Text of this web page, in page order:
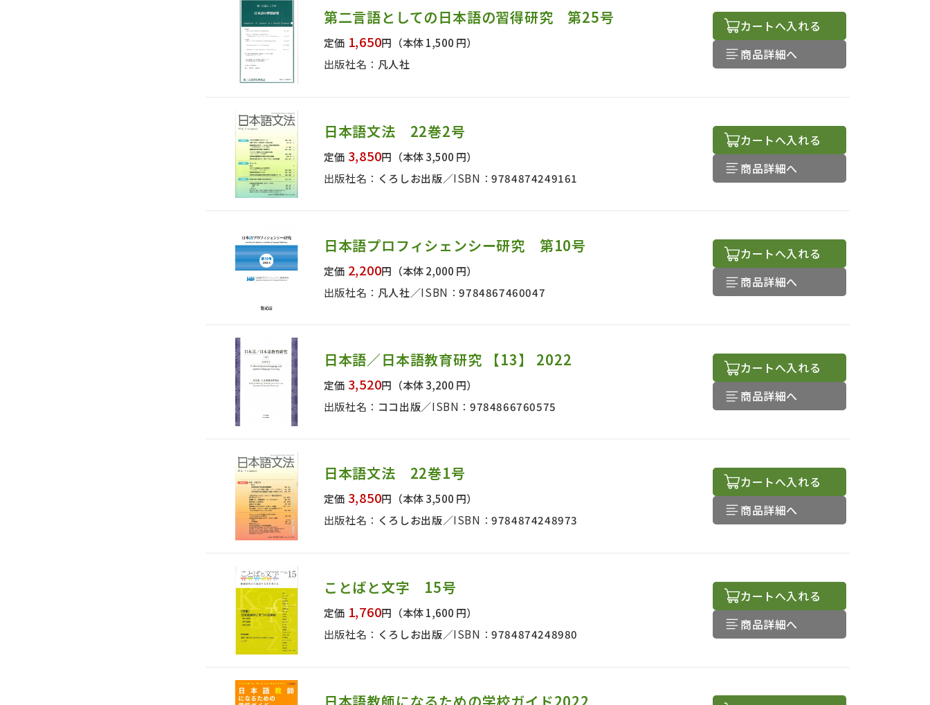
第二言語としての日本語の習得研究 第25号
定価 1,650円 （本体 1,500 円）
出版社名： 凡人社
カートへ入れる
商品詳細へ
日本語文法 22巻2号
定価 3,850円 （本体 3,500 円）
出版社名： くろしお出版 ISBN：9784874249161
カートへ入れる
商品詳細へ
日本語プロフィシェンシー研究 第10号
定価 2,200円 （本体 2,000 円）
出版社名： 凡人社 ISBN：9784867460047
カートへ入れる
商品詳細へ
日本語／日本語教育研究 【13】 2022
定価 3,520円 （本体 3,200 円）
出版社名： ココ出版 ISBN： 9784866760575
カートへ入れる
商品詳細へ
日本語文法 22巻1号
定価 3,850円 （本体 3,500 円）
出版社名： くろしお出版 ISBN：9784874248973
カートへ入れる
商品詳細へ
ことばと文字 15号
定価 1,760円 （本体 1,600 円）
出版社名： くろしお出版 ISBN：9784874248980
カートへ入れる
商品詳細へ